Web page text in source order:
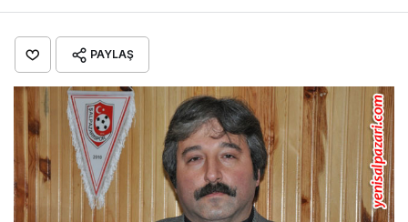
PAYLAŞ